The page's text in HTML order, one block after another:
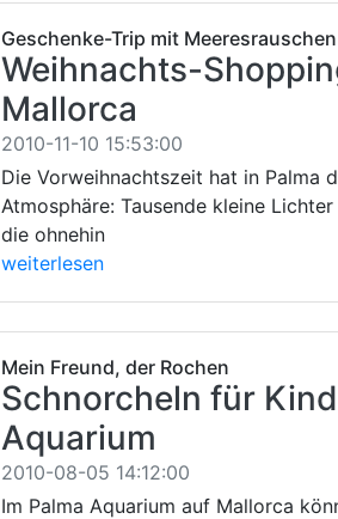
Geschenke-Trip mit Meeresrauschen
Weihnachts-
Mallorca
2010-11-10 15:53:00
Die Vorweihnachtszeit hat in Palma
Atmosphäre: Tausende kleine
die ohnehin
weiterlesen
Mein Freund, der Rochen
Schnorcheln für
Aquarium
2010-08-05 14:12:00
Im Palma Aquarium auf Mallorca